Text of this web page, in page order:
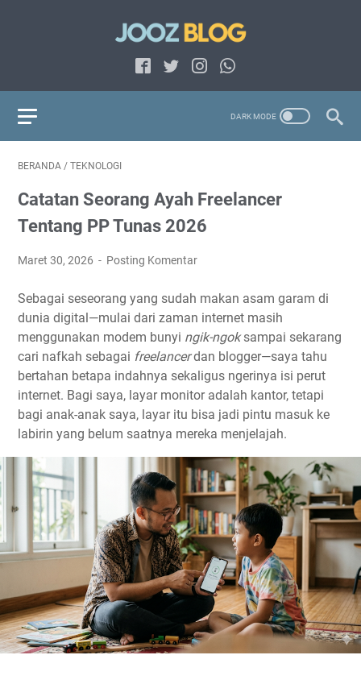
BERANDA / TEKNOLOGI
Catatan Seorang Ayah Freelancer
Tentang PP Tunas 2026
Maret 30, 2026 Posting Komentar
Sebagai seseorang yang sudah makan asam garam di
dunia digital—mulai dari zaman internet masih
menggunakan modem bunyi ngik-ngoksampai sekarang
cari nafkah sebagai freelancerdan blogger—saya tahu
bertahan betapa indahnya sekaligus ngerinya isi perut
internet. Bagi saya, layar monitor adalah kantor, tetapi
bagi anak-anak saya, layar itu bisa jadi pintu masuk ke
labirin yang belum saatnya mereka menjelajah.